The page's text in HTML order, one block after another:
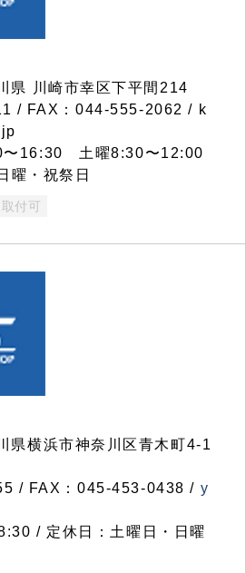
川崎市幸区下平間214
/ FAX：044-555-2062 / k
〜16:30 土曜8:30〜12:00
曜・祝祭日
付可
横浜市神奈川区青木町4-1
/ FAX：045-453-0438 / y
/ 定休日：土曜日・日曜